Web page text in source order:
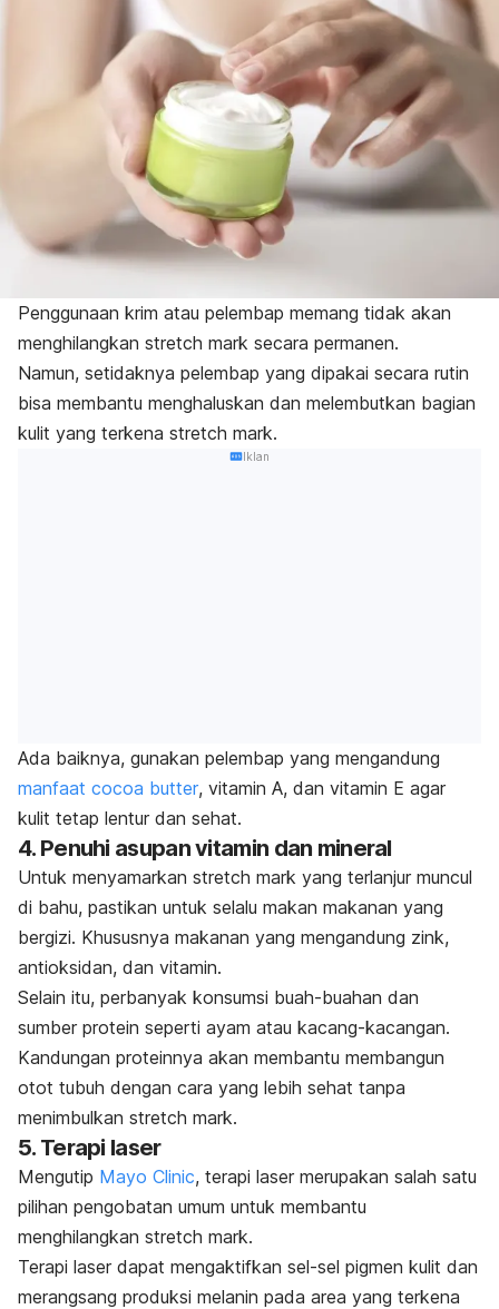
Penggunaan krim atau pelembap memang tidak akan
menghilangkan stretch mark secara permanen.
Namun, setidaknya pelembap yang dipakai secara rutin
bisa membantu menghaluskan dan melembutkan bagian
kulit yang terkena stretch mark.
Iklan
Ada baiknya, gunakan pelembap yang mengandung
manfaat cocoa butter, vitamin A, dan vitamin E agar
kulit tetap lentur dan sehat.
4. Penuhi asupan vitamin dan mineral
Untuk menyamarkan stretch mark yang terlanjur muncul
di bahu, pastikan untuk selalu makan makanan yang
bergizi. Khususnya makanan yang mengandung zink,
antioksidan, dan vitamin.
Selain itu, perbanyak konsumsi buah-buahan dan
sumber protein seperti ayam atau kacang-kacangan.
Kandungan proteinnya akan membantu membangun
otot tubuh dengan cara yang lebih sehat tanpa
menimbulkan stretch mark.
5. Terapi laser
Mengutip Mayo Clinic, terapi laser merupakan salah satu
pilihan pengobatan umum untuk membantu
menghilangkan stretch mark.
Terapi laser dapat mengaktifkan sel-sel pigmen kulit dan
merangsang produksi melanin pada area yang terkena